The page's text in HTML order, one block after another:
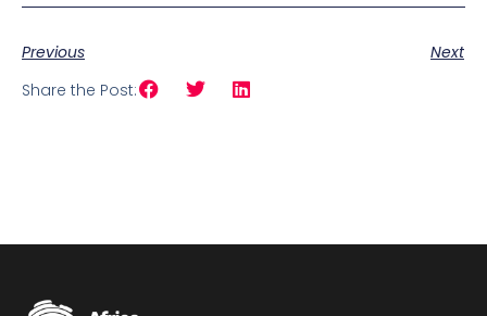
Previous
Next
Share the Post: